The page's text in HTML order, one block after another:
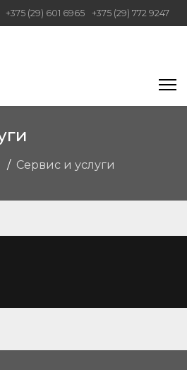
+375 (29) 601 6965 +375 (29) 772 9247
Сервис и услуги